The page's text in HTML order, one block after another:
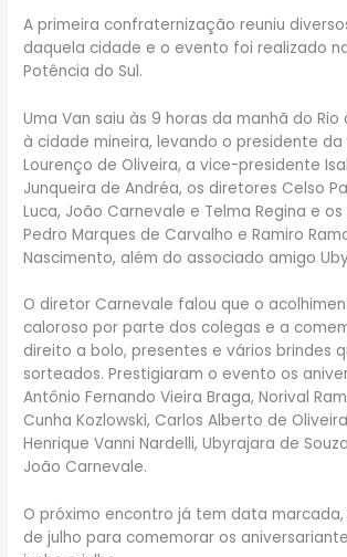
A primeira confraternização reuniu
daquela cidade e o evento foi realizado
Potência do Sul.
Uma Van saiu às 9 horas da manhã do Rio
à cidade mineira, levando o presidente da
Lourenço de Oliveira, a vice-presidente
Junqueira de Andréa, os diretores Celso
Luca, João Carnevale e Telma Regina e
Pedro Marques de Carvalho e Ramiro
Nascimento, além do associado amigo
O diretor Carnevale falou que o
caloroso por parte dos colegas e a
direito a bolo, presentes e vários brindes
sorteados. Prestigiaram o evento os
Antônio Fernando Vieira Braga, Norival
Cunha Kozlowski, Carlos Alberto de
Henrique Vanni Nardelli, Ubyrajara de
João Carnevale.
O próximo encontro já tem data marcada,
de julho para comemorar os